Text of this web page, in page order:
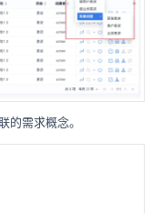
的需求概念。